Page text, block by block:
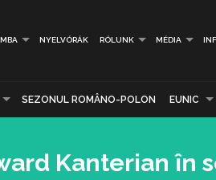
NYELVÓRÁK RÓLUNK MÉDIA
SEZONUL ROMÂNO-POLON EUNIC
Kanterian în